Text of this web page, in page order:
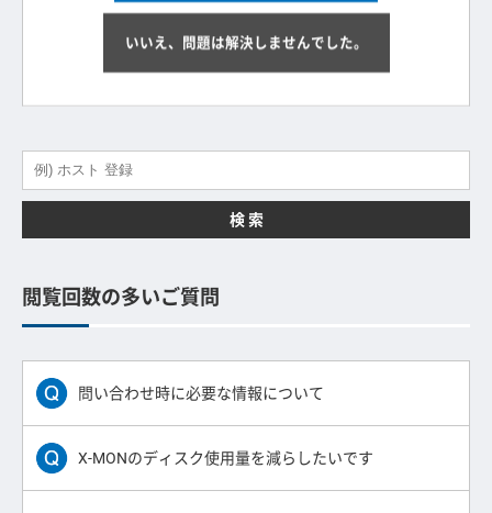
いいえ、問題は解決しませんでした。
検 索
閲覧回数の多いご質問
問い合わせ時に必要な情報について
X-MONのディスク使用量を減らしたいです